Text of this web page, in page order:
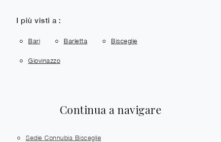
I più visti a :
Bari Barletta Bisceglie
Giovinazzo
Continua a navigare
Sedie Connubia Bisceglie